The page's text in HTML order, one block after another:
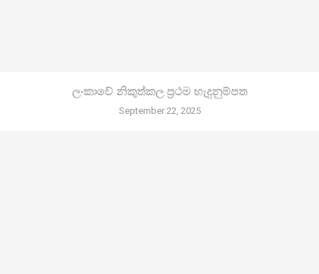
ලංකාවේ නිකුත්කල ප්‍රථම හැදුනුම්පත
September 22, 2025